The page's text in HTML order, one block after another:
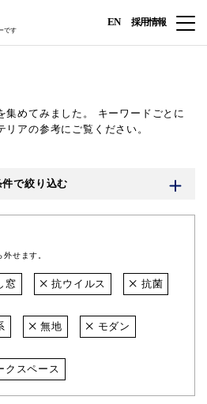
です
EN 採用情報
めてみました。
キーワードごとに
アの参考にご覧ください。
件で絞り込む
せます。
窓 抗ウイルス 抗菌
無地 モダン
クスペース